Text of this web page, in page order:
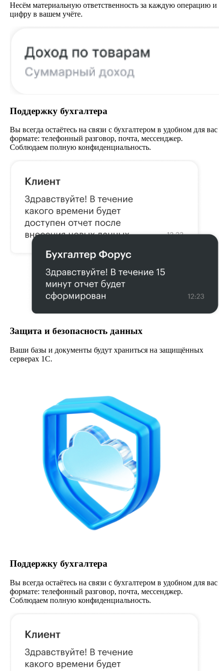
Несём материальную ответственность за каждую операцию и
цифру в вашем учёте.
Поддержку бухгалтера
Вы всегда остаётесь на связи с бухгалтером в удобном для вас
формате: телефонный разговор, почта, мессенджер.
Соблюдаем полную конфиденциальность.
Защита и безопасность данных
Ваши базы и документы будут храниться на защищённых
серверах 1С.
Поддержку бухгалтера
Вы всегда остаётесь на связи с бухгалтером в удобном для вас
формате: телефонный разговор, почта, мессенджер.
Соблюдаем полную конфиденциальность.